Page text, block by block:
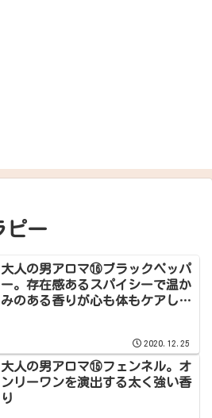
ピー
大人の男アロマ⑯ブラックペッパ
ー。存在感あるスパイシーで温か
みのある香りが心も体もケアして
2020.12.25
大人の男アロマ⑮フェンネル。オ
ンリーワンを演出する太く強い香
り